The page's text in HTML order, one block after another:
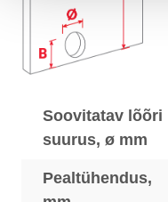
Soovitatav lõõri
suurus, ø mm
Pealtühendus,